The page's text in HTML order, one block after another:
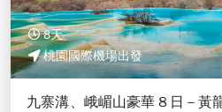
8天
桃園國際機場出發
九寨溝、峨嵋山豪華８日－黃